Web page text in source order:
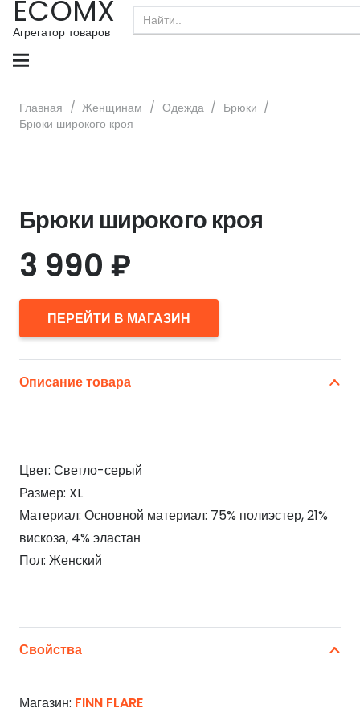
ECOMX
Агрегатор товаров
Search
for:
Главная / Женщинам / Одежда / Брюки /
Брюки широкого кроя
Брюки широкого кроя
3 990 ₽
ПЕРЕЙТИ В МАГАЗИН
Описание товара
Цвет: Светло-серый
Размер: XL
Материал: Основной материал: 75% полиэстер, 21%
вискоза, 4% эластан
Пол: Женский
Свойства
Магазин: FINN FLARE